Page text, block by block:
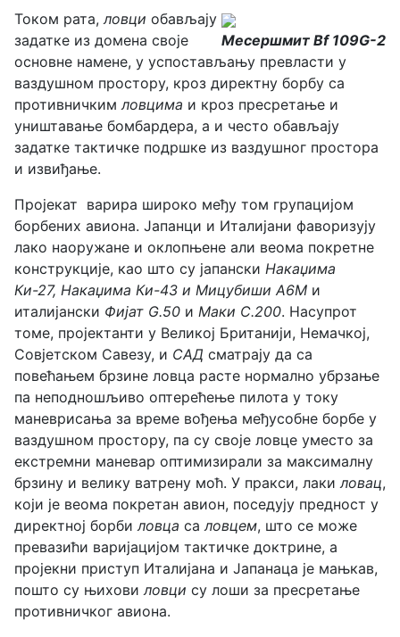
Месершмит Bf 109G-2
Током рата,ловци обављају
задатке из домена своје
основне намене, у успостављању превласти у
ваздушном простору, кроз директну борбу са
противничкимловцима и кроз пресретање и
уништавање бомбардера, а и често обављају
задатке тактичке подршке из ваздушног простора
и извиђање.
Пројекат варира широко међу том групацијом
борбених авиона. Јапанци и Италијани фаворизују
лако наоружане и оклопњене али веома покретне
конструкције, као што су јапански Накаџима
Ки-27, Накаџима Ки-43 и Мицубиши А6М и
италијански Фијат G.50 и Маки C.200. Насупрот
томе, пројектанти у Великој Британији, Немачкој,
Совјетском Савезу, и САД сматрају да са
повећањем брзине ловца расте нормално убрзање
па неподношљиво оптерећење пилота у току
маневрисања за време вођења међусобне борбе у
ваздушном простору, па су своје ловце уместо за
екстремни маневар оптимизирали за максималну
брзину и велику ватрену моћ. У пракси, лакиловац,
који је веома покретан авион, поседују предност у
директној борбиловца саловцем, што се може
превазићи варијацијом тактичке доктрине, а
пројекни приступ Италијана и Јапанаца је мањкав,
пошто су њиховиловци су лоши за пресретање
противничког авиона.